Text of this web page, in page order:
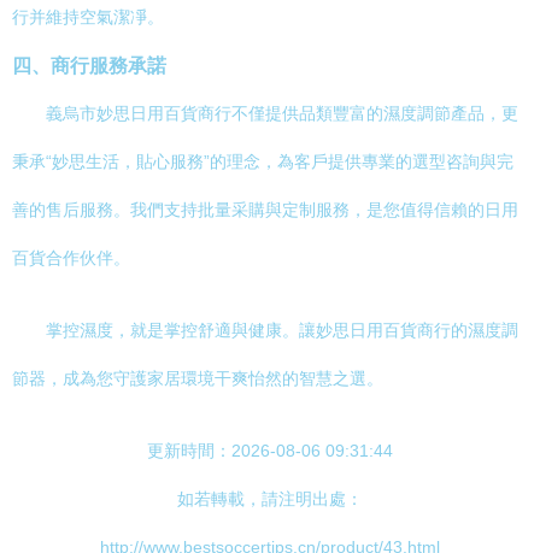
行并維持空氣潔凈。
四、商行服務承諾
義烏市妙思日用百貨商行不僅提供品類豐富的濕度調節產品，更
秉承“妙思生活，貼心服務”的理念，為客戶提供專業的選型咨詢與完
善的售后服務。我們支持批量采購與定制服務，是您值得信賴的日用
百貨合作伙伴。
掌控濕度，就是掌控舒適與健康。讓妙思日用百貨商行的濕度調
節器，成為您守護家居環境干爽怡然的智慧之選。
更新時間：2026-08-06 09:31:44
如若轉載，請注明出處：
http://www.bestsoccertips.cn/product/43.html